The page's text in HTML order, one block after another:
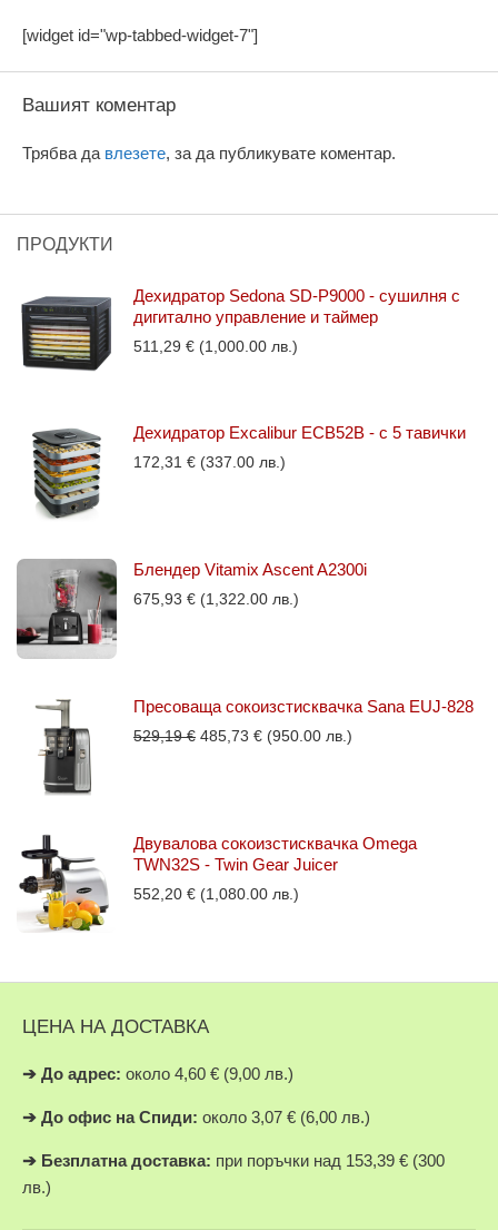
[widget id="wp-tabbed-widget-7"]
Вашият коментар
Трябва да влезете, за да публикувате коментар.
ПРОДУКТИ
Дехидратор Sedona SD-P9000 - сушилня с
дигитално управление и таймер
511,29 € (1,000.00 лв.)
Дехидратор Excalibur ECB52B - с 5 тавички
172,31 € (337.00 лв.)
Блендер Vitamix Ascent A2300i
675,93 € (1,322.00 лв.)
Пресоваща сокоизстисквачка Sana EUJ-828
529,19€ Original
485,73 €Текущата
(950.00 лв.)
Двувалова сокоизстисквачка Omega
TWN32S - Twin Gear Juicer
552,20 € (1,080.00 лв.)
ЦЕНА НА ДОСТАВКА
➔ До адрес: около 4,60 € (9,00 лв.)
➔ До офис на Спиди: около 3,07 € (6,00 лв.)
➔ Безплатна доставка: при поръчки над 153,39 € (300
лв.)